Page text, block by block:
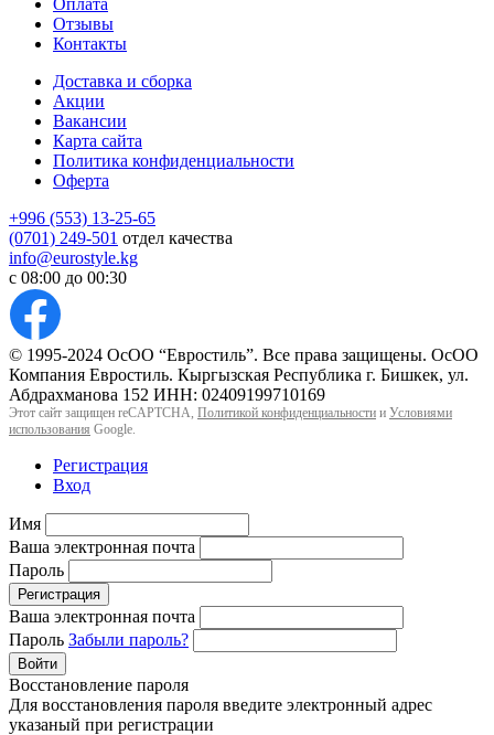
Отзывы
Контакты
Доставка и сборка
Акции
Вакансии
Карта сайта
Политика конфиденциальности
Оферта
+996 (553) 13-25-65
(0701) 249-501 отдел качества
info@eurostyle.kg
с 08:00 до 00:30
© 1995-2024 ОсОО “Евростиль”. Все права защищены. ОсОО
Компания Евростиль. Кыргызская Республика г. Бишкек, ул.
Абдрахманова 152 ИНН: 02409199710169
Этот сайт защищен reCAPTCHA, Политикой конфиденциальности и Условиями
использования Google.
Регистрация
Вход
Имя
Ваша электронная почта
Пароль
Регистрация
Ваша электронная почта
Пароль Забыли пароль?
Войти
Восстановление пароля
Для восстановления пароля введите электронный адрес
указаный при регистрации